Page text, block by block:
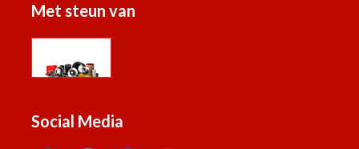
Met steun van
Social Media